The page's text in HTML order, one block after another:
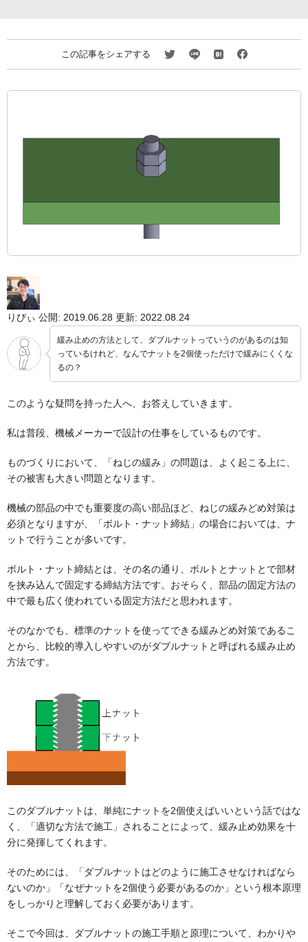
この記事をシェアする
りびぃ 公開: 2019.06.28 更新: 2022.08.24
緩み止めの方法として、ダブルナットっていうのがあるのは知
っているけれど、なんでナットを2個使っただけで緩みにくくな
るの？
このような疑問を持った人へ、お答えしていきます。
私は普段、機械メーカーで設計の仕事をしているものです。
ものづくりにおいて、「ねじの緩み」の問題は、よく起こる上に、
その被害も大きい問題となります。
機械の部品の中でも重要度の高い部品ほど、ねじの緩みどめ対策は
必須となりますが、「ボルト・ナット締結」の場合においては、ナ
ットで行うことが多いです。
ボルト・ナット締結とは、その名の通り、ボルトとナットとで部材
を挟み込んで固定する締結方法です。おそらく、部品の固定方法の
中で最も広く使われている固定方法だと思われます。
そのなかでも、標準のナットを使ってできる緩みどめ対策であるこ
とから、比較的導入しやすいのがダブルナットと呼ばれる緩み止め
方法です。
このダブルナットは、単純にナットを2個使えばいいという話ではな
く、「適切な方法で施工」されることによって、緩み止め効果を十
分に発揮してくれます。
そのためには、「ダブルナットはどのように施工させなければなら
ないのか」「なぜナットを2個使う必要があるのか」という根本原理
をしっかりと理解しておく必要があります。
そこで今回は、ダブルナットの施工手順と原理について、わかりや